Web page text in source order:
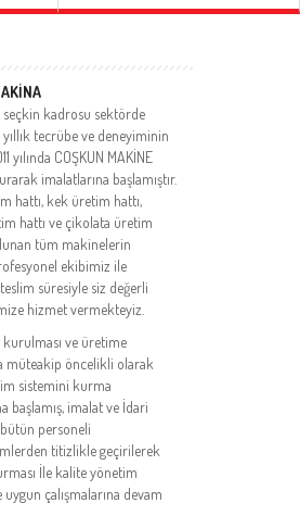
seçkin kadrosu sektörde
tecrübe ve deneyiminin
yılında COŞKUN MAKİNE
imalatlarına başlamıştır.
hattı, kek üretim hattı,
hattı ve çikolata üretim
tüm makinelerin
ekibimiz ile
süresiyle siz değerli
hizmet vermekteyiz.
kurulması ve üretime
müteakip öncelikli olarak
sistemini kurma
başlamış, imalat ve İdari
personeli
titizlikle geçirilerek
İle kalite yönetim
çalışmalarına devam